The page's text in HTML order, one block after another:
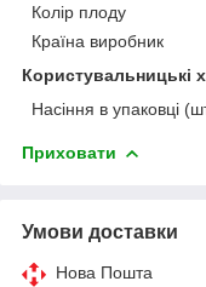
Колір плоду
Країна виробник
Користувальницькі
Насіння в упаковці
Приховати
Умови доставки
Нова Пошта